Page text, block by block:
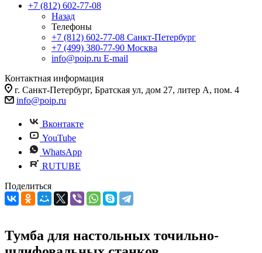
+7 (812) 602-77-08
Назад
Телефоны
+7 (812) 602-77-08 Санкт-Петербург
+7 (499) 380-77-90 Москва
info@poip.ru E-mail
Контактная информация
г. Санкт-Петербург, Братская ул, дом 27, литер А, пом. 4
info@poip.ru
Вконтакте
YouTube
WhatsApp
RUTUBE
Поделиться
Тумба для настольных точильно-